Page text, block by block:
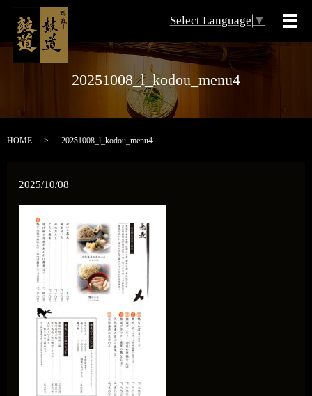
Select Language ▼
メ
20251008_l_kodou_menu4
HOME 20251008_l_kodou_menu4
2025/10/08